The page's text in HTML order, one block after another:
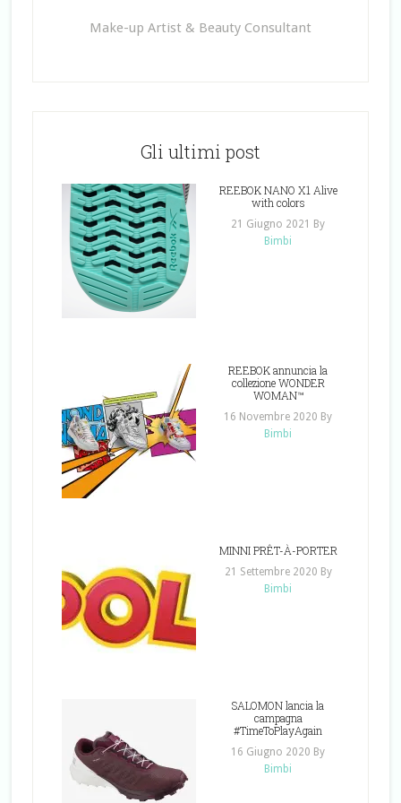
Make-up Artist & Beauty Consultant
Gli ultimi post
REEBOK NANO X1 Alive
with colors
21 Giugno 2021 By
Bimbi
REEBOK annuncia la
collezione WONDER
WOMAN™
16 Novembre 2020 By
Bimbi
MINNI PRÊT-À-PORTER
21 Settembre 2020 By
Bimbi
SALOMON lancia la
campagna
#TimeToPlayAgain
16 Giugno 2020 By
Bimbi